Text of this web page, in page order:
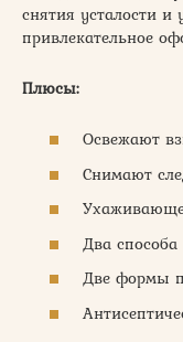
снятия усталости
привлекательное
Плюсы:
Освежают
Снимают
Два
Две формы